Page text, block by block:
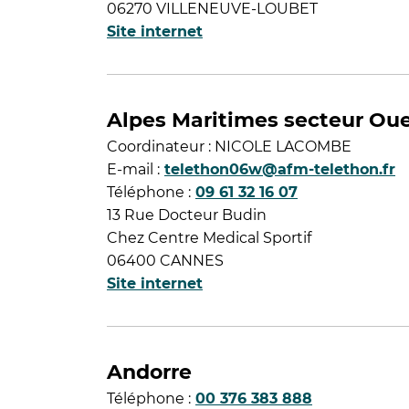
06270 VILLENEUVE-LOUBET
Site internet
Alpes Maritimes secteur
Coordinateur : NICOLE LACOMBE
E-mail : telethon06w@afm-telethon.fr
Téléphone : 09 61 32 16 07
13 Rue Docteur Budin
Chez Centre Medical Sportif
06400 CANNES
Site internet
Andorre
Téléphone : 00 376 383 888